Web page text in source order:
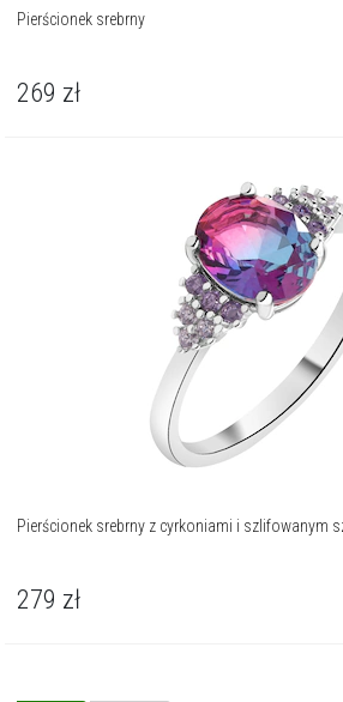
Pierścionek srebrny
269 zł
Pierścionek srebrny z cyrkoniami i szlifowanym
279 zł